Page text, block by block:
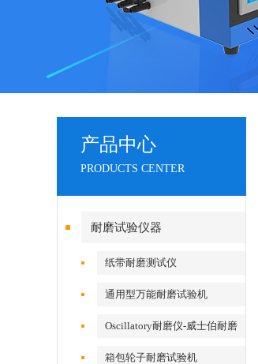
产品中心
PRODUCTS CENTER
耐磨试验仪器
纸带耐磨测试仪
通用型万能耐磨试验机
Oscillatory耐磨仪-威士伯耐磨
试验机
箱包轮子耐磨试验机